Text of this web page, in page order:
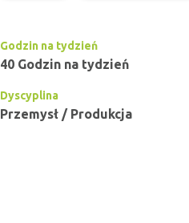
Godzin na tydzień
40 Godzin na tydzień
Dyscyplina
Przemysł / Produkcja